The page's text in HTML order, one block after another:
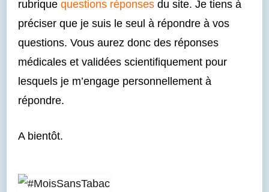
rubrique questions réponses du site. Je tiens à
préciser que je suis le seul à répondre à vos
questions. Vous aurez donc des réponses
médicales et validées scientifiquement pour
lesquels je m’engage personnellement à
répondre.
A bientôt.